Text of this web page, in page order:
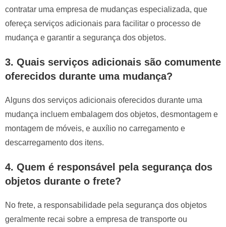
contratar uma empresa de mudanças especializada, que
ofereça serviços adicionais para facilitar o processo de
mudança e garantir a segurança dos objetos.
3. Quais serviços adicionais são comumente
oferecidos durante uma mudança?
Alguns dos serviços adicionais oferecidos durante uma
mudança incluem embalagem dos objetos, desmontagem e
montagem de móveis, e auxílio no carregamento e
descarregamento dos itens.
4. Quem é responsável pela segurança dos
objetos durante o frete?
No frete, a responsabilidade pela segurança dos objetos
geralmente recai sobre a empresa de transporte ou